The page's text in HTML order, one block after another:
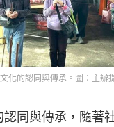
化的認同與傳承。圖：主辦
同與傳承，隨著